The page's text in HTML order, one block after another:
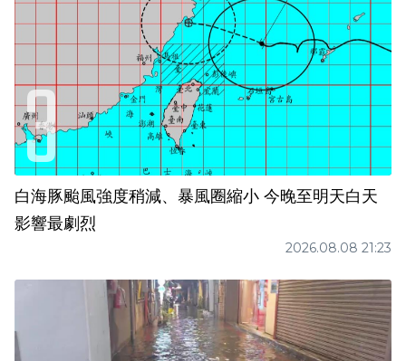
白海豚颱風強度稍減、暴風圈縮小 今晚至明天白天
影響最劇烈
2026.08.08 21:23